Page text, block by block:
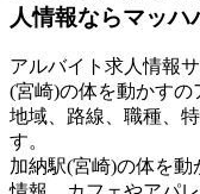
人情報ならマッハ
アルバイト求人情報
(宮崎)の体を動かす
地域、路線、職種、
す。
加納駅(宮崎)の体を動